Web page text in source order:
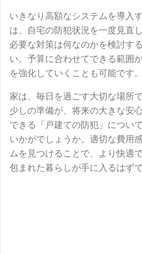
いきなり高額なシステムを導入
は、自宅の防犯状況を一度見直
必要な対策は何なのかを検討す
い。予算に合わせてできる範囲
を強化していくことも可能です。
家は、毎日を過ごす大切な場所
少しの準備が、将来の大きな安
できる「戸建ての防犯」につい
いかがでしょうか。適切な費用
ムを見つけることで、より快適
包まれた暮らしが手に入るはずで